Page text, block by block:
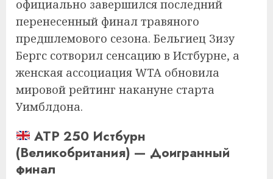
официально завершился последний
перенесенный финал травяного
предшлемового сезона. Бельгиец Зизу
Бергс сотворил сенсацию в Истбурне, а
женская ассоциация WTA обновила
мировой рейтинг накануне старта
Уимблдона.
ATP 250 Истбурн
(Великобритания) — Доигранный
финал